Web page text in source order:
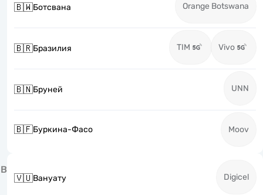
🇧🇼Ботсвана Orange Botswana
🇧🇷Бразилия TIM Vivo
🇧🇳Бруней UNN
🇧🇫Буркина-Фасо Moov
В
🇻🇺Вануату Digicel